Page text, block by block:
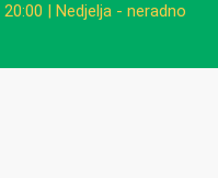
| Nedjelja - neradno